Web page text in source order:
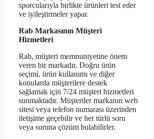
sporcularıyla birlikte ürünleri test eder
ve iyileştirmeler yapar.
Rab Markasının Müşteri
Hizmetleri
Rab, müşteri memnuniyetine önem
veren bir markadır. Doğru ürün
seçimi, ürün kullanımı ve diğer
konularda müşterilere destek
sağlamak için 7/24 müşteri hizmetleri
sunmaktadır. Müşteriler markanın web
sitesi veya telefon numarası üzerinden
iletişime geçebilir ve her türlü soru
veya soruna çözüm bulabilirler.